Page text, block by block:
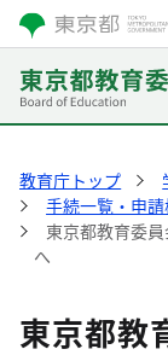
教育庁トップ
手続一覧・申
東京都教育委
へ
東京都教